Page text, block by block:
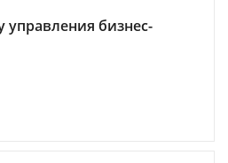
управления бизнес-